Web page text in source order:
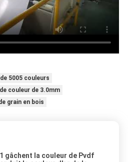
5005 couleurs
couleur de 3.0mm
grain en bois
gâchent la couleur de Pvdf